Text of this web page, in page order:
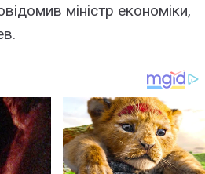
міністр економіки,